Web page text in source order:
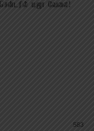
சென்டரில் மஜா வேலை!
583